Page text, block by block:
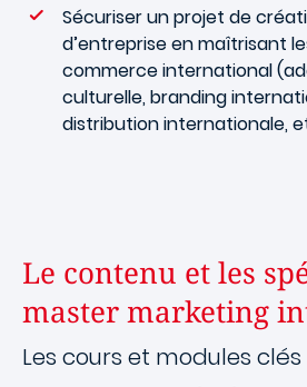
Sécuriser un projet de
d’entreprise en maîtrisant
commerce international
culturelle, branding
distribution internationale,
Le contenu et les
master marketing
Les cours et modules clés